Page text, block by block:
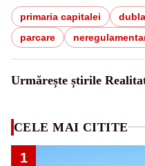
primaria capitalei
parcare
Urmărește știrile
CELE MAI CITITE
1